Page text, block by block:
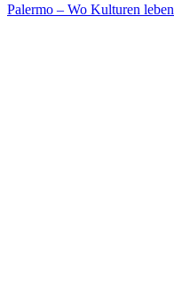
Palermo – Wo Kulturen leben